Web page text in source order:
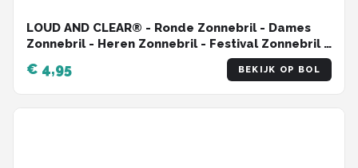
LOUD AND CLEAR® - Ronde Zonnebril - Dames
Zonnebril - Heren Zonnebril - Festival Zonnebril -
€ 4,95 BEKIJK OP BOL